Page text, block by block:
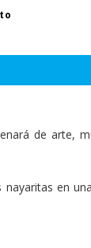
de arte,
nayaritas en